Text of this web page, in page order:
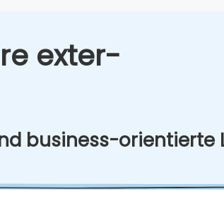
exter­
busi­ness-ori­en­tier­te